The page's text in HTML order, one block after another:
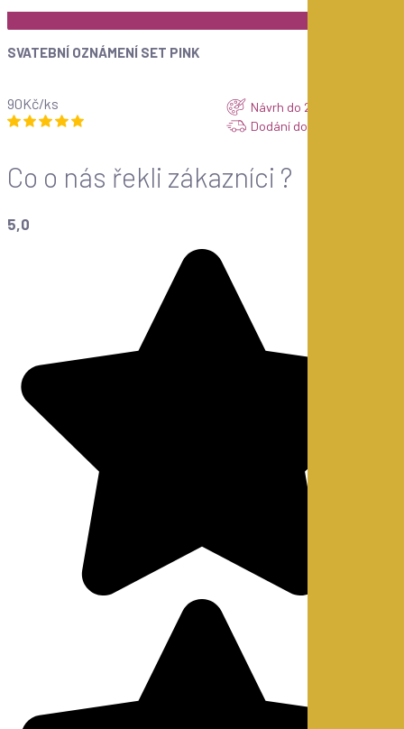
SVATEBNÍ OZNÁMENÍ SET PINK
90Kč/ks
Návrh do 24 hod. ZDARMA
Dodání do 7 dnů
Co o nás řekli zákazníci ?
5,0